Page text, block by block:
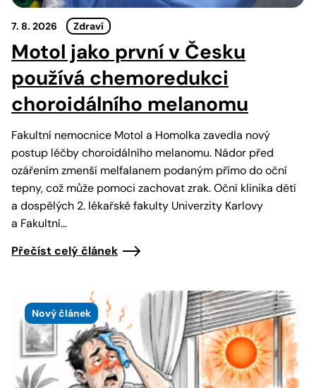
7. 8. 2026 Zdraví
Motol jako první v Česku
používá chemoredukci
choroidálního melanomu
Fakultní nemocnice Motol a Homolka zavedla nový
postup léčby choroidálního melanomu. Nádor před
ozářením zmenší melfalanem podaným přímo do oční
tepny, což může pomoci zachovat zrak. Oční klinika dětí
a dospělých 2. lékařské fakulty Univerzity Karlovy
a Fakultní…
Přečíst celý článek
Nový článek